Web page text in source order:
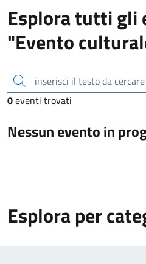
Esplora tutti gli
"Evento
inserisci il testo da cercare
0eventi trovati
Nessun evento in
Esplora per